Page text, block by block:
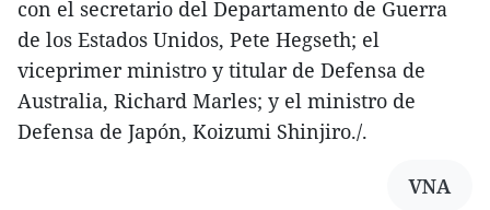
con el secretario del Departamento de Guerra
de los Estados Unidos, Pete Hegseth; el
viceprimer ministro y titular de Defensa de
Australia, Richard Marles; y el ministro de
Defensa de Japón, Koizumi Shinjiro./.
VNA